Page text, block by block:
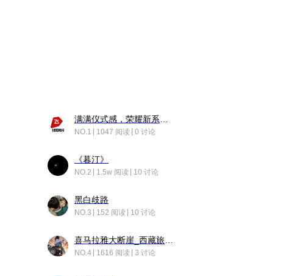
NO.1 1047 阅读 0 讨论
《暮汀》
NO.2 1.5w 阅读 10 讨论
黑白歧路
NO.3 152 阅读 10 讨论
NO.4 1616 阅读 3 讨论